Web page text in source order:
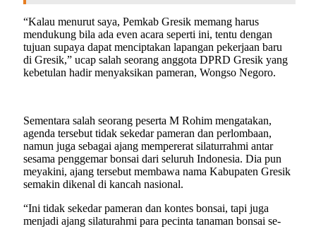
“Kalau menurut saya, Pemkab Gresik memang harus
mendukung bila ada even acara seperti ini, tentu dengan
tujuan supaya dapat menciptakan lapangan pekerjaan baru
di Gresik,” ucap salah seorang anggota DPRD Gresik yang
kebetulan hadir menyaksikan pameran, Wongso Negoro.
Sementara salah seorang peserta M Rohim mengatakan,
agenda tersebut tidak sekedar pameran dan perlombaan,
namun juga sebagai ajang mempererat silaturrahmi antar
sesama penggemar bonsai dari seluruh Indonesia. Dia pun
meyakini, ajang tersebut membawa nama Kabupaten Gresik
semakin dikenal di kancah nasional.
“Ini tidak sekedar pameran dan kontes bonsai, tapi juga
menjadi ajang silaturahmi para pecinta tanaman bonsai se-